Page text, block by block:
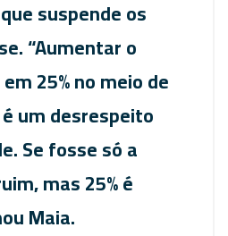
suspende os
“Aumentar o
25% no meio de
um desrespeito
Se fosse só a
mas 25% é
Maia.